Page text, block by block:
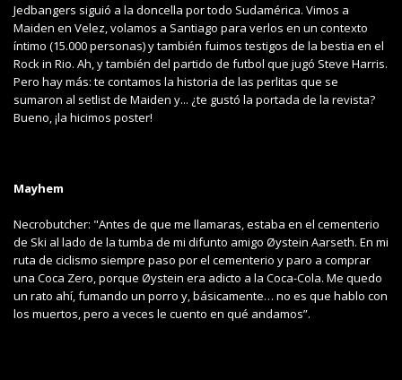
Jedbangers siguió a la doncella por todo Sudamérica. Vimos a
Maiden en Velez, volamos a Santiago para verlos en un contexto
íntimo (15.000 personas) y también fuimos testigos de la bestia en el
Rock in Rio. Ah, y también del partido de futbol que jugó Steve Harris.
Pero hay más: te contamos la historia de las perlitas que se
sumaron al setlist de Maiden y... ¿te gustó la portada de la revista?
Bueno, ¡la hicimos poster!
Mayhem
Necrobutcher: "Antes de que me llamaras, estaba en el cementerio
de Ski al lado de la tumba de mi difunto amigo Øystein Aarseth. En mi
ruta de ciclismo siempre paso por el cementerio y paro a comprar
una Coca Zero, porque Øystein era adicto a la Coca-Cola. Me quedo
un rato ahí, fumando un porro y, básicamente… no es que hablo con
los muertos, pero a veces le cuento en qué andamos”.